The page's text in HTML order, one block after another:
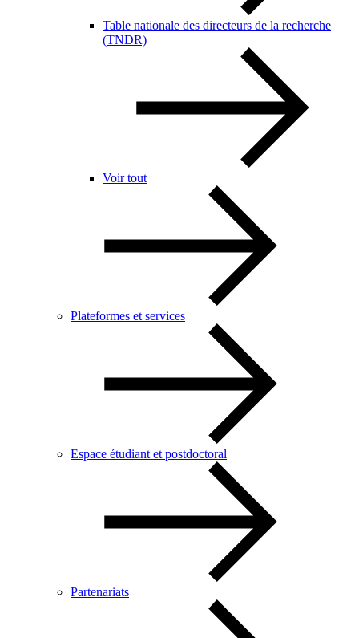
Table nationale des directeurs de la recherche
(TNDR)
Voir tout
Plateformes et services
Espace étudiant et postdoctoral
Partenariats